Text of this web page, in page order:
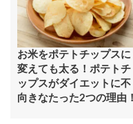
お米をポテトチップスに
変えても太る！ポテトチ
ップスがダイエットに不
向きなたった2つの理由！